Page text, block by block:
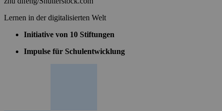
Lernen in der digitalisierten Welt
Initiative von 10 Stiftungen
Impulse für Schulentwicklung